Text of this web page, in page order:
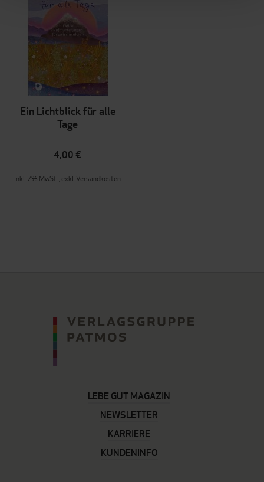
Ein Lichtblick für alle
Tage
4,00 €
Inkl. 7% MwSt.,exkl.Versandkosten
LEBE GUT MAGAZIN
NEWSLETTER
KARRIERE
KUNDENINFO